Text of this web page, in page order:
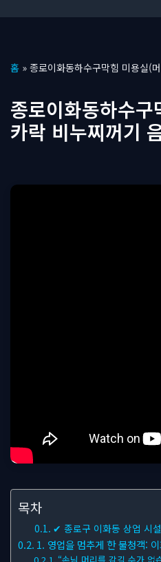
텐
로
건
기
홈 » 종로이화동하수구막힘 미용실(
종로이화동하수
카락 비누찌꺼기
목차
✔ 종로구 이화동 상업 시
1. 영업을 멈추게 한 불청객: